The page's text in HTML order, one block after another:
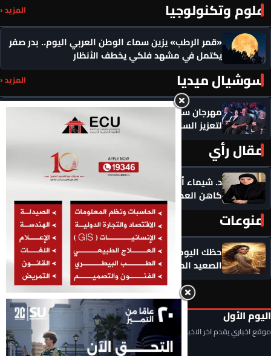
علوم وتكنولوجيا المزيد ‹
«قمر الرطب» يزين سماء الوطن العربي اليوم.. بدر صفر
يكتمل في مشهد فلكي يخطف الأنظار
سوشيال ميديا المزيد ‹
مهرجان سيمفوني للفنون يكرم رموزاً مؤثرة ويدعو
لتعزيز السلام
مقال رأي
د. شيماء أحمدين تكتب .. حين يصبح الذكاء الاصطناعي
كاهن العصر: هل نستبدل التأمل بالاستهلاك؟
منوعات المزيد ‹
حظك اليوم الأحد 9 أغسطس 2026.. توقعات الأبراج على
الصعيد المهني والعاطفي
اليوم الأول
موقع اخباري يقدم اخر الاخبار المحلية والعربية والعالمية